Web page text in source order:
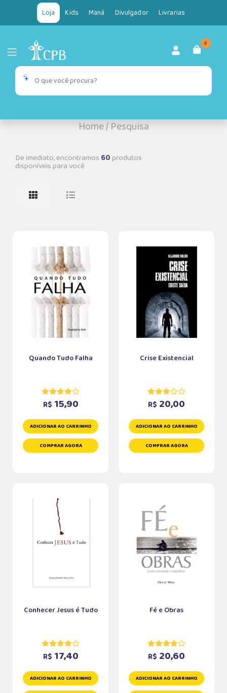
Loja Kids Maná Divulgador Livrarias
0
Home/Pesquisa
De imediato, encontramos 60produtos
disponíveis para você
Quando Tudo Falha
R$ 15,90
ADICIONAR AO CARRINHO
COMPRAR AGORA
Crise Existencial
R$ 20,00
ADICIONAR AO CARRINHO
COMPRAR AGORA
Conhecer Jesus é Tudo
R$ 17,40
ADICIONAR AO CARRINHO
Fé e Obras
R$ 20,60
ADICIONAR AO CARRINHO